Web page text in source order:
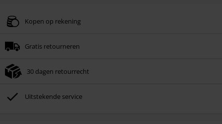
Kopen op rekening
Gratis retourneren
30 dagen retourrecht
Uitstekende service